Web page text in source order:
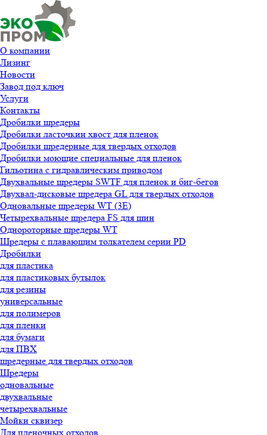
О компании
Лизинг
Новости
Завод под ключ
Услуги
Контакты
Дробилки шредеры
Дробилки ласточкин хвост для пленок
Дробилки шредерные для твердых отходов
Дробилки моющие специальные для пленок
Гильотина с гидравлическим приводом
Двухвальные шредеры SWTF для пленок и биг-бегов
Двухвал-дисковые шредера GL для твердых отходов
Одновальные шредеры WT (3E)
Четырехвальные шредера FS для шин
Однороторные шредеры WT
Шредеры с плавающим толкателем серии PD
Дробилки
для пластика
для пластиковых бутылок
для резины
универсальные
для полимеров
для пленки
для бумаги
для ПВХ
шредерные для твердых отходов
Шредеры
одновальные
двухвальные
четырехвальные
Мойки сквизер
Для пленочных отходов
менеджер-консультант
Здравствуйте!